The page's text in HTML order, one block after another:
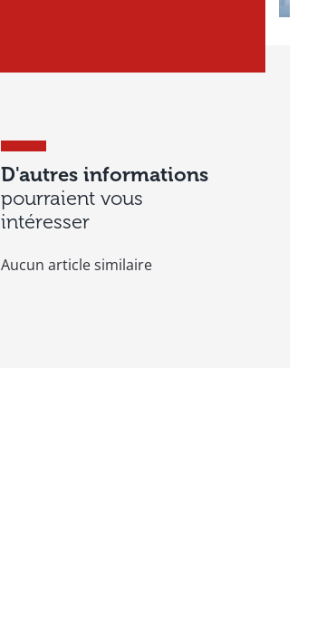
D'autres informations
pourraient vous
intéresser
Aucun article similaire